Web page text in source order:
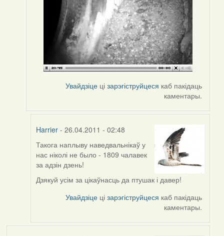
Увайдзіце цізарэгіструйцеся каб пакідаць
каментары.
Harrier - 26.04.2011 - 02:48
In
reply
to
by
Такога наплыву наведвальнікаў у
нас ніколі не было - 1809 чалавек
за адзін дзень!
Дзякуй усім за цікаўнасць да птушак і давер!
Увайдзіце цізарэгіструйцеся каб пакідаць
каментары.